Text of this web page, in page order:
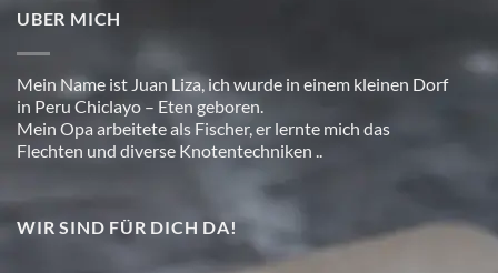
UBER MICH
Mein Name ist Juan Liza, ich wurde in einem kleinen Dorf
in Peru Chiclayo – Eten geboren.
Mein Opa arbeitete als Fischer, er lernte mich das
Flechten und diverse Knotentechniken ..
WIR SIND FÜR DICH DA!